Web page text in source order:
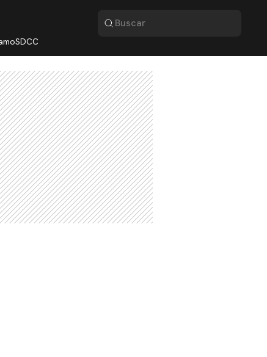
SDCC